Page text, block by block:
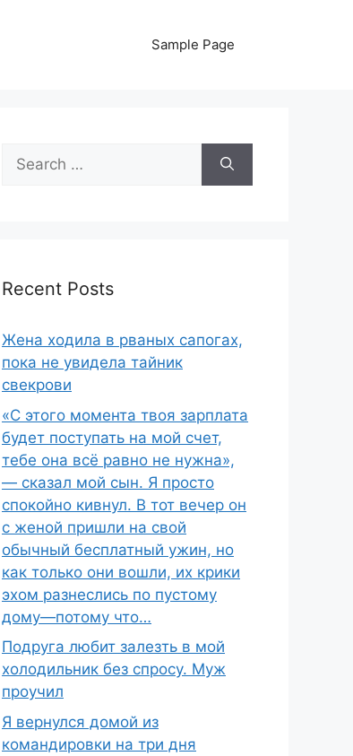
Sample Page
Search
for:
Recent Posts
Жена ходила в рваных сапогах,
пока не увидела тайник
свекрови
«С этого момента твоя зарплата
будет поступать на мой счет,
тебе она всё равно не нужна»,
— сказал мой сын. Я просто
спокойно кивнул. В тот вечер он
с женой пришли на свой
обычный бесплатный ужин, но
как только они вошли, их крики
эхом разнеслись по пустому
дому—потому что…
Подруга любит залезть в мой
холодильник без спросу. Муж
проучил
Я вернулся домой из
командировки на три дня